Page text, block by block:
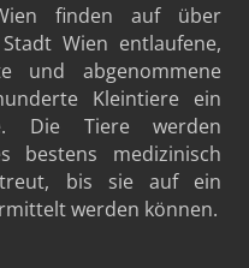
finden auf über
Wien entlaufene,
und abgenommene
Kleintiere ein
Die Tiere werden
bestens medizinisch
bis sie auf ein
werden können.